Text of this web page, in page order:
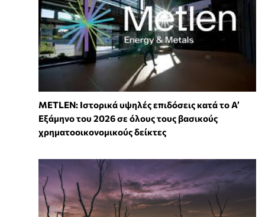
METLEN: Ιστορικά υψηλές επιδόσεις κατά το Α’
Εξάμηνο του 2026 σε όλους τους βασικούς
χρηματοοικονομικούς δείκτες